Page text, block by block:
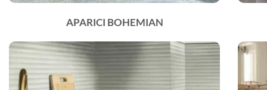
APARICI BOHEMIAN